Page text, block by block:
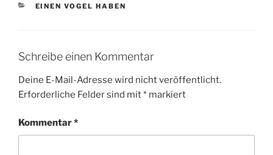
KATEGORIEN
EINEN VOGEL HABEN
Schreibe einen Kommentar
Deine E-Mail-Adresse wird nicht veröffentlicht.
Erforderliche Felder sind mit* markiert
Kommentar*